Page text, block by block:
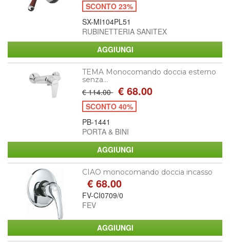
SCONTO 23%
SX-MI104PL51
RUBINETTERIA SANITEX
TEMA Monocomando doccia esterno
senza...
€ 114.00 € 68.00
SCONTO 40%
PB-1441
PORTA & BINI
CIAO monocomando doccia incasso
€ 68.00
FV-CI0709/0
FEV